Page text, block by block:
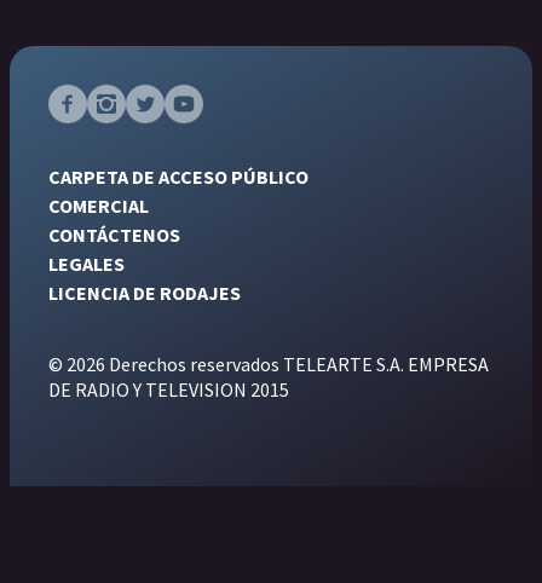
CARPETA DE ACCESO PÚBLICO
COMERCIAL
CONTÁCTENOS
LEGALES
LICENCIA DE RODAJES
© 2026 Derechos reservados TELEARTE S.A. EMPRESA
DE RADIO Y TELEVISION 2015